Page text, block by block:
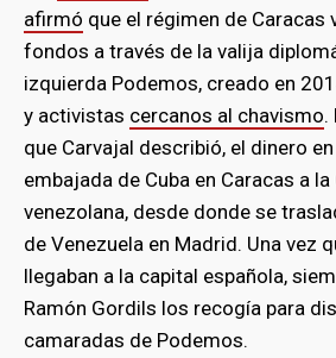
afirmó que el régimen de Caracas
fondos a través de la valija
izquierda Podemos, creado en
y activistas cercanos al chavismo.
que Carvajal describió, el dinero
embajada de Cuba en Caracas a
venezolana, desde donde se
de Venezuela en Madrid. Una vez
llegaban a la capital española,
Ramón Gordils los recogía para
camaradas de Podemos.